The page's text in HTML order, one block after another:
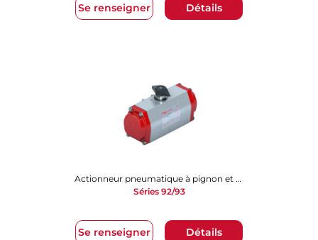
Se renseigner Détails
Se renseigner Détails
Actionneur pneumatique à pignon et crémaillère
Séries 92/93